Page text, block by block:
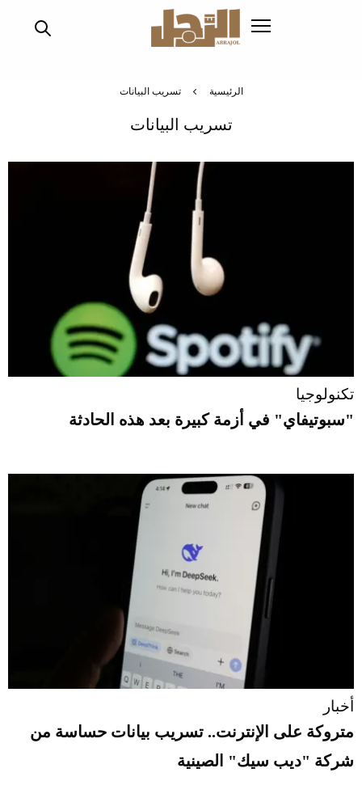
الرئيسية تسريب البيانات
تسريب البيانات
تكنولوجيا
"سبوتيفاي" في أزمة كبيرة بعد هذه الحادثة
أخبار
متروكة على الإنترنت.. تسريب بيانات حساسة من
شركة "ديب سيك" الصينية